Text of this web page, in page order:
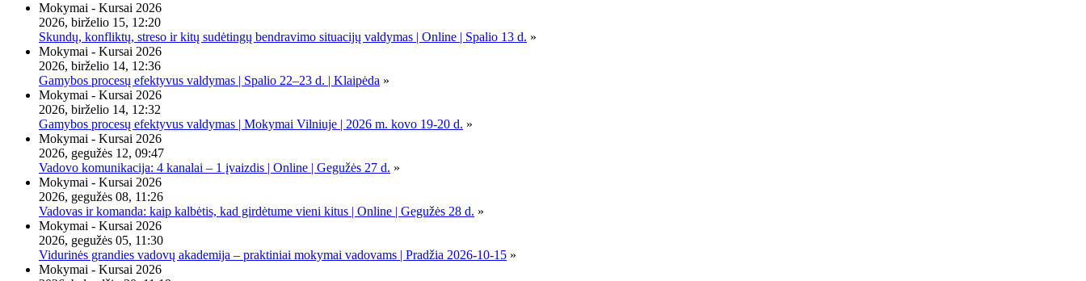
Mokymai - Kursai 2026
2026, birželio 15, 12:20
Skundų, konfliktų, streso ir kitų sudėtingų bendravimo situacijų valdymas | Online | Spalio 13 d. »
Mokymai - Kursai 2026
2026, birželio 14, 12:36
Gamybos procesų efektyvus valdymas | Spalio 22–23 d. | Klaipėda »
Mokymai - Kursai 2026
2026, birželio 14, 12:32
Gamybos procesų efektyvus valdymas | Mokymai Vilniuje | 2026 m. kovo 19-20 d. »
Mokymai - Kursai 2026
2026, gegužės 12, 09:47
Vadovo komunikacija: 4 kanalai – 1 įvaizdis | Online | Gegužės 27 d. »
Mokymai - Kursai 2026
2026, gegužės 08, 11:26
Vadovas ir komanda: kaip kalbėtis, kad girdėtume vieni kitus | Online | Gegužės 28 d. »
Mokymai - Kursai 2026
2026, gegužės 05, 11:30
Vidurinės grandies vadovų akademija – praktiniai mokymai vadovams | Pradžia 2026-10-15 »
Mokymai - Kursai 2026